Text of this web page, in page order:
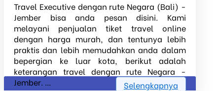
Travel Executive dengan rute Negara (Bali) -
Jember bisa anda pesan disini. Kami
melayani penjualan tiket travel online
dengan harga murah, dan tentunya lebih
praktis dan lebih memudahkan anda dalam
bepergian ke luar kota, berikut adalah
keterangan travel dengan rute Negara -
Jember. ...
Selengkapnya